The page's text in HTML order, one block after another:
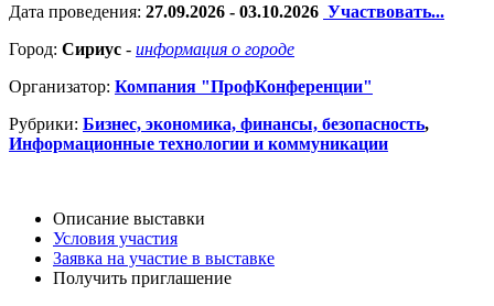
Дата проведения: 27.09.2026 - 03.10.2026 Участвовать...
Город: Сириус - информация о городе
Организатор: Компания "ПрофКонференции"
Рубрики: Бизнес, экономика, финансы, безопасность,
Информационные технологии и коммуникации
Описание выставки
Условия участия
Заявка на участие в выставке
Получить приглашение